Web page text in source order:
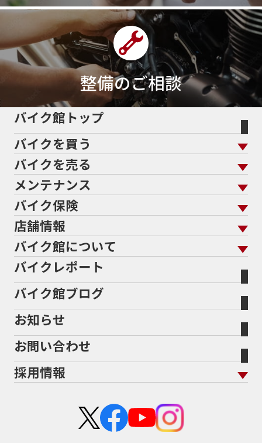
整備のご相談
バイク館トップ
バイクを買う
バイクを買う トップ
バイクを探す
メーカーから探す
色から探す
スタイルから探す
排気量から探す
地域から探す
走行距離から探す
中古車から探す
バイクを売る
バイクを売る トップ
バイク館買取の強み
バイクを高く売るコツ
バイク買取の流れ
全国展開の強み
よくあるご質問
バイク買取強化車両
メーカー別買取相場・
ヤマハ
ホンダ
スズキ
ハーレーダビッドソン
トライアンフ
アプリリア
KTM
モトグッツイ
MVアグスタ
メンテナンス
メンテナンス トップ
バイク点検
バイク車検
Bikeep
プロテクションフィルム
バイク保険
バイク保険 トップ
自賠責保険
任意保険
バイク保険無料見積り（現在未加入の方）
バイク保険無料見積り（他社でご加入の方）
盗難保険
店舗情報
店舗情報 トップ
北海道
宮城
福島
茨城
栃木
兵庫
バイク館について
バイク館について トップ
バイク館が選ばれる理由
会社概要
沿革
二輪公正取引協議会加盟店
バイクレポート
バイク館ブログ
お知らせ
お問い合わせ
採用情報
中途採用・アルバイト